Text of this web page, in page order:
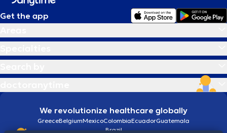
Get the app
We revolutionize healthcare globally
GreeceBelgiumMexicoColombiaEcuadorGuatemala
Brazil